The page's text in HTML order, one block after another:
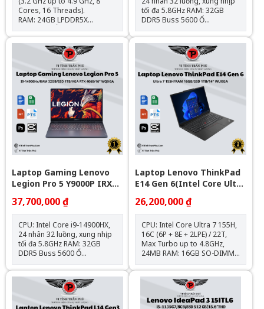
Cores, 16 Threads).
RAM: 24GB LPDDR5X
6400MHz. Ổ cứng: 1TB SSD
M.2 NVMe PCIe. Card đồ
họa: AMD Radeon™ 780M.
Màn hình: 14 inch OLED, 2.8K,
120Hz, HDR True Black 500,
100% DCI-P3. Pin: 84Wh, hỗ
trợ sạc nhanh 100W Type-C.
Trọng lượng: Chỉ 1.46 kg, tiện
lợi di chuyển. Kết nối: HDMI,
USB-C, USB 4, USB-A 3.2
Gen1.
tối đa 5.8GHz RAM: 32GB
DDR5 Buss 5600 Ổ
cứng: 1TB M.2 PCIe NVMe
SSD Card đồ họa: NVIDIA
GeForce RTX 4070 8GB
WQXGA 240Hz, 100% sRGB,
HDR400, Dolby Vision™, G-
SYNC® Cổng kết nối: USB-C
140W, HDMI 8K, RJ-45, USB
3.2 Gen 1 Trọng
lượng: ~2.35kg | Pin: 80Wh
Hệ điều hành: Windows 11
bản quyền Bảo hành: 12
tháng
Laptop Gaming Lenovo
Legion Pro 5 Y9000P IRX9 (
I9-14900Hx\Ram 32G\1T
Ssd\Rtx 4060\16” WQXGA\
Win 11\GREY_Nk)
37,700,000 ₫
CPU: Intel Core i9-14900HX,
24 nhân 32 luồng, xung nhịp
tối đa 5.8GHz RAM: 32GB
DDR5 Buss 5600 Ổ
cứng: 1TB M.2 PCIe NVMe
SSD Card đồ họa: NVIDIA
GeForce RTX 4060 8GB Màn
hình: 16 inch WQXGA 240Hz,
100% sRGB, HDR400, Dolby
Laptop Lenovo ThinkPad
E14 Gen 6(Intel Core Ultra
7 155H | 16GB | 1TB |
Intel Arc | 14 inch WUXGA
| NoOS | Đen)
26,200,000 ₫
CPU: Intel Core Ultra 7 155H,
16C (6P + 8E + 2LPE) / 22T,
Max Turbo up to 4.8GHz,
24MB RAM: 16GB SO-DIMM
DDR5-5600 (Up to 64GB
DDR5-5600) Ổ cứng: 1TB SSD
M.2 2242 PCIe® 4.0x4
NVMe® Opal 2.0 VGA:
Integrated Intel® Arc™